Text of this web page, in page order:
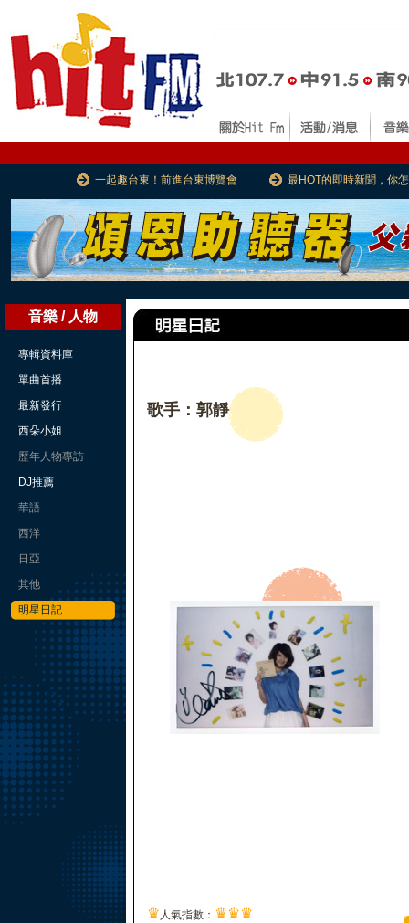
一起趣台東！前進台東博覽會 最HOT的即時新聞，你
音樂 / 人物
專輯資料庫
單曲首播
最新發行
西朵小姐
歷年人物專訪
DJ推薦
華語
西洋
日亞
其他
明星日記
歌手：郭靜
♛ 人氣指數： ♛♛♛